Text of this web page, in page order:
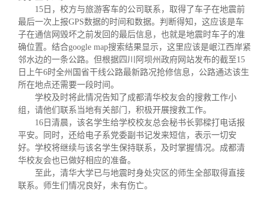
校友视界
理事会名单
制度法规
联系我们
15 日，校方与旅游客车的公司联系，取得了车子在地震前
最后一次上报GPS数据的时间和数据。判断得知，这应该是车
子在通信网毁坏之前发回的最后信息，也就是地震时车子的准
确位置。结合google map搜索结果显示，这里应该是岷江西岸紧
邻水边的一条公路。但根据四川阿坝州政府网站发布的截至15
日上午6时全州国省干线公路最新路况抢修信息，公路通达该生
所在地点还需要一段时间。
学校及时将此情况告知了成都清华校友会的搜救工作小
组，请他们联系当地有关部门，积极开展搜救工作。
16 日清晨，该名学生给学校校友总会秘书长郭樑打电话报
平安。同时，还给电子系党委副书记发来短信，表示一切安
好。学校将继续与该名学生保持联系，及时掌握情况。成都清
华校友会也已做好相应的准备。
至此，清华大学已与地震时身处灾区的师生全部取得直接
联系。师生们情况良好，未有伤亡。